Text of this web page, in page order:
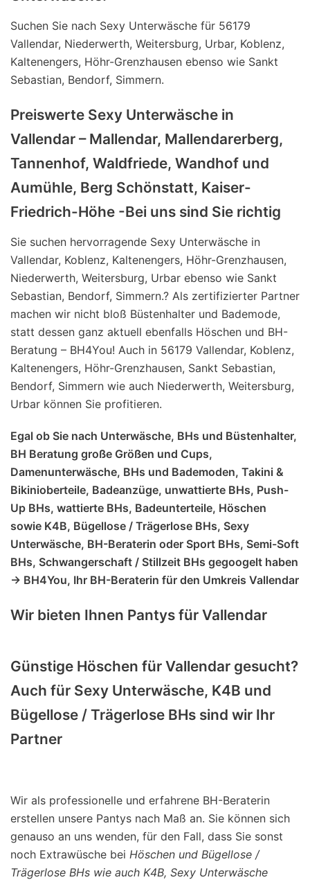
Suchen Sie nach Sexy Unterwäsche für 56179
Vallendar, Niederwerth, Weitersburg, Urbar, Koblenz,
Kaltenengers, Höhr-Grenzhausen ebenso wie Sankt
Sebastian, Bendorf, Simmern.
Preiswerte Sexy Unterwäsche in
Vallendar – Mallendar, Mallendarerberg,
Tannenhof, Waldfriede, Wandhof und
Aumühle, Berg Schönstatt, Kaiser-
Friedrich-Höhe -Bei uns sind Sie richtig
Sie suchen hervorragende Sexy Unterwäsche in
Vallendar, Koblenz, Kaltenengers, Höhr-Grenzhausen,
Niederwerth, Weitersburg, Urbar ebenso wie Sankt
Sebastian, Bendorf, Simmern.? Als zertifizierter Partner
machen wir nicht bloß Büstenhalter und Bademode,
statt dessen ganz aktuell ebenfalls Höschen und BH-
Beratung – BH4You! Auch in 56179 Vallendar, Koblenz,
Kaltenengers, Höhr-Grenzhausen, Sankt Sebastian,
Bendorf, Simmern wie auch Niederwerth, Weitersburg,
Urbar können Sie profitieren.
Egal ob Sie nach Unterwäsche, BHs und Büstenhalter,
BH Beratung große Größen und Cups,
Damenunterwäsche, BHs und Bademoden, Takini &
Bikinioberteile, Badeanzüge, unwattierte BHs, Push-
Up BHs, wattierte BHs, Badeunterteile, Höschen
sowie K4B, Bügellose / Trägerlose BHs, Sexy
Unterwäsche, BH-Beraterin oder Sport BHs, Semi-Soft
BHs, Schwangerschaft / Stillzeit BHs gegoogelt haben
-> BH4You, Ihr BH-Beraterin für den Umkreis Vallendar
Wir bieten Ihnen Pantys für Vallendar
Günstige Höschen für Vallendar gesucht?
Auch für Sexy Unterwäsche, K4B und
Bügellose / Trägerlose BHs sind wir Ihr
Partner
Wir als professionelle und erfahrene BH-Beraterin
erstellen unsere Pantys nach Maß an. Sie können sich
genauso an uns wenden, für den Fall, dass Sie sonst
noch Extrawüsche bei Höschen und Bügellose /
Trägerlose BHs wie auch K4B, Sexy Unterwäsche